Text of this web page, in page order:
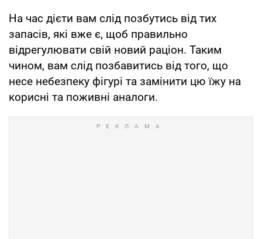
На час дієти вам слід позбутись від тих
запасів, які вже є, щоб правильно
відрегулювати свій новий раціон. Таким
чином, вам слід позбавитись від того, що
несе небезпеку фігурі та замінити цю їжу на
корисні та поживні аналоги.